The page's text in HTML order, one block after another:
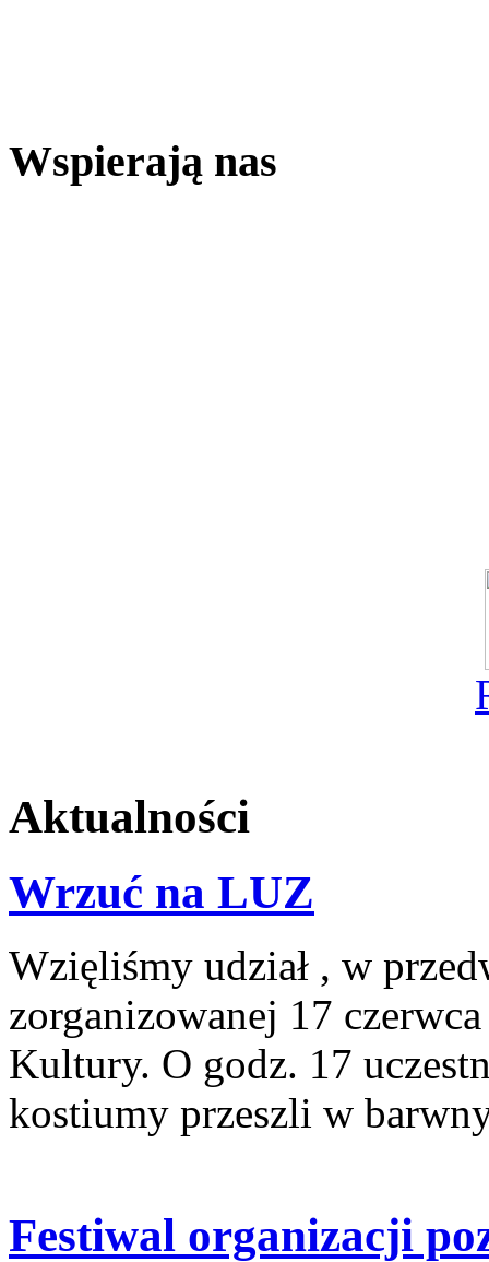
Wspierają nas
Aktualności
Wrzuć na LUZ
Wzięliśmy udział , w
zorganizowanej 17
Kultury. O godz. 17
kostiumy przeszli w
Festiwal organizacji